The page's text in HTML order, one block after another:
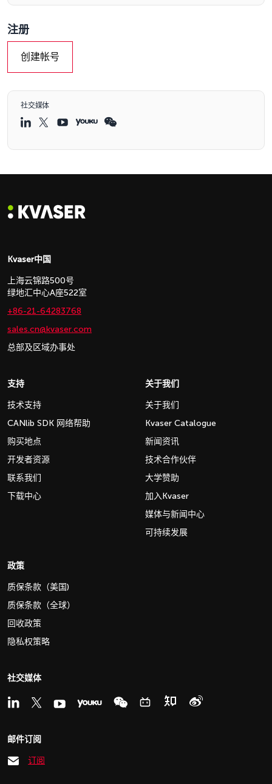
注册
创建帐号
社交媒体
Kvaser中国
上海云锦路500号
绿地汇中心A座522室
+86-21-64283768
sales.cn@kvaser.com
总部及区域办事处
支持
技术支持
CANlib SDK 网络帮助
购买地点
开发者资源
联系我们
下载中心
关于我们
关于我们
Kvaser Catalogue
新闻资讯
技术合作伙伴
大学赞助
加入Kvaser
媒体与新闻中心
可持续发展
政策
质保条款（美国)
质保条款（全球）
回收政策
隐私权策略
社交媒体
邮件订阅
订阅